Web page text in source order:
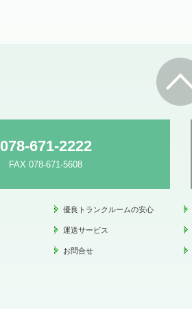
078-671-2222
FAX 078-671-5608
優良トランクルームの安心
運送サービス
お問合せ